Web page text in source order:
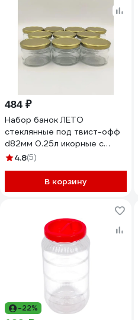
484 ₽
Набор банок ЛЕТО
стеклянные под твист-офф
d82мм 0.25л икорные с
крышкой золотист - 10шт
4.8(5)
В корзину
-22%